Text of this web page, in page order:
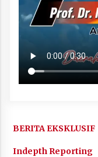
BERITA EKSKLUSIF
Indepth Reporting